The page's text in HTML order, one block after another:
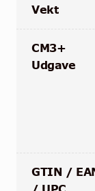
Vekt
CM3+
Udgave
GTIN /